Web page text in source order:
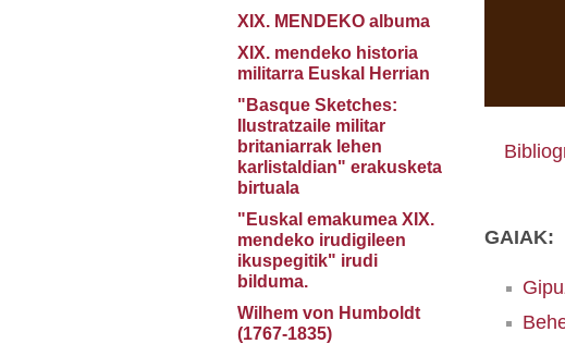
GAIAK:
XIX. MENDEKO albuma
XIX. mendeko historia
militarra Euskal Herrian
"Basque Sketches:
Ilustratzaile militar
britaniarrak lehen
karlistaldian" erakusketa
birtuala
"Euskal emakumea XIX.
mendeko irudigileen
ikuspegitik" irudi
bilduma.
Wilhem von Humboldt
(1767-1835)